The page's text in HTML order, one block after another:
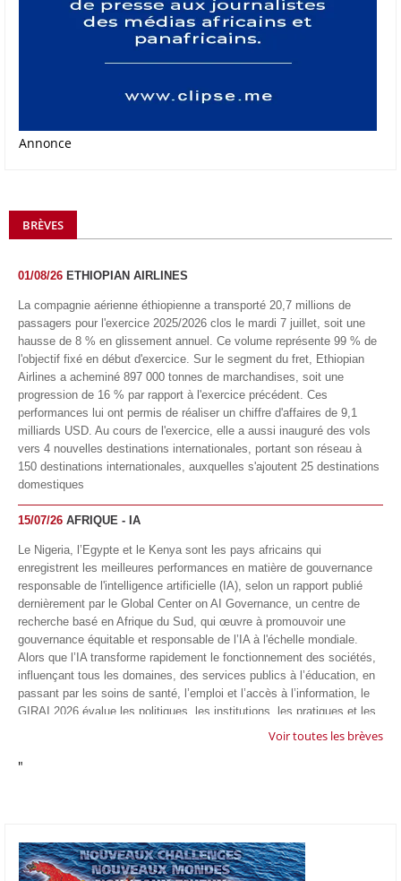
Annonce
BRÈVES
01/08/26 ETHIOPIAN AIRLINES
La compagnie aérienne éthiopienne a transporté 20,7 millions de
passagers pour l'exercice 2025/2026 clos le mardi 7 juillet, soit une
hausse de 8 % en glissement annuel. Ce volume représente 99 % de
l'objectif fixé en début d'exercice. Sur le segment du fret, Ethiopian
Airlines a acheminé 897 000 tonnes de marchandises, soit une
progression de 16 % par rapport à l'exercice précédent. Ces
performances lui ont permis de réaliser un chiffre d'affaires de 9,1
milliards USD. Au cours de l'exercice, elle a aussi inauguré des vols
vers 4 nouvelles destinations internationales, portant son réseau à
150 destinations internationales, auxquelles s'ajoutent 25 destinations
domestiques
15/07/26 AFRIQUE - IA
Le Nigeria, l’Egypte et le Kenya sont les pays africains qui
enregistrent les meilleures performances en matière de gouvernance
responsable de l'intelligence artificielle (IA), selon un rapport publié
dernièrement par le Global Center on AI Governance, un centre de
recherche basé en Afrique du Sud, qui œuvre à promouvoir une
gouvernance équitable et responsable de l’IA à l'échelle mondiale.
Alors que l’IA transforme rapidement le fonctionnement des sociétés,
influençant tous les domaines, des services publics à l’éducation, en
passant par les soins de santé, l’emploi et l’accès à l’information, le
GIRAI 2026 évalue les politiques, les institutions, les pratiques et les
conditions générales de gouvernance qui favorisent un déploiement
technologie.
appliquée d'Afrique à À Accra, au Ghana. L'annonce a été faite
mercredi 1er juillet lors du premier Google Cloud Summit du groupe
Voir toutes les brèves
"